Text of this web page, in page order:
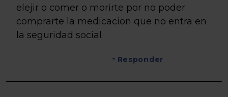
elejir o comer o morirte por no poder
comprarte la medicacion que no entra en
la seguridad social
Responder